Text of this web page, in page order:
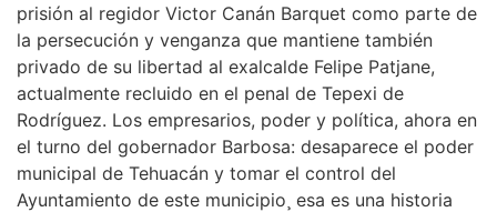
prisión al regidor Victor Canán Barquet como parte de
la persecución y venganza que mantiene también
privado de su libertad al exalcalde Felipe Patjane,
actualmente recluido en el penal de Tepexi de
Rodríguez. Los empresarios, poder y política, ahora en
el turno del gobernador Barbosa: desaparece el poder
municipal de Tehuacán y tomar el control del
Ayuntamiento de este municipio¸ esa es una historia